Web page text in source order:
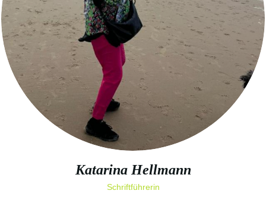
Katarina Hellmann
Schriftführerin